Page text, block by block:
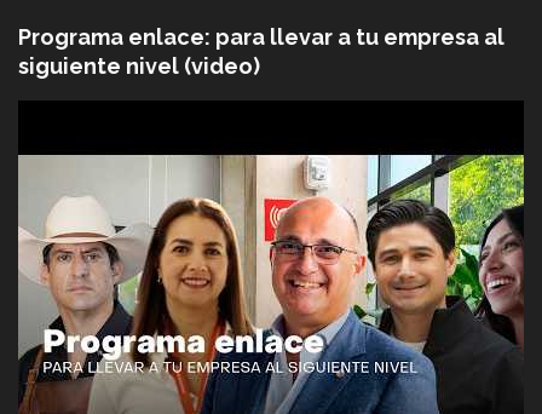
Programa enlace: para llevar a tu empresa al
siguiente nivel (video)